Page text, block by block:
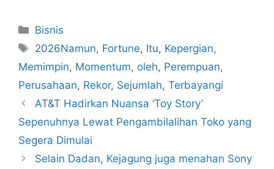
Kategori
Bisnis
Tag
2026Namun, Fortune, Itu, Kepergian,
Memimpin, Momentum, oleh, Perempuan,
Perusahaan, Rekor, Sejumlah, Terbayangi
AT&T Hadirkan Nuansa ‘Toy Story’
Sepenuhnya Lewat Pengambilalihan Toko yang
Segera Dimulai
Selain Dadan, Kejagung juga menahan Sony